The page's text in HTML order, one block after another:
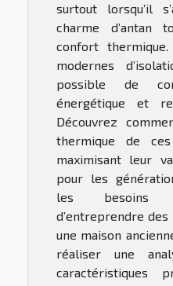
surtout lorsqu’il
charme d’antan
confort thermique.
modernes
possible de
énergétique et
Découvrez
thermique de
maximisant leur
pour les
les besoins
d’entreprendre des
une maison
réaliser une
caractéristiques